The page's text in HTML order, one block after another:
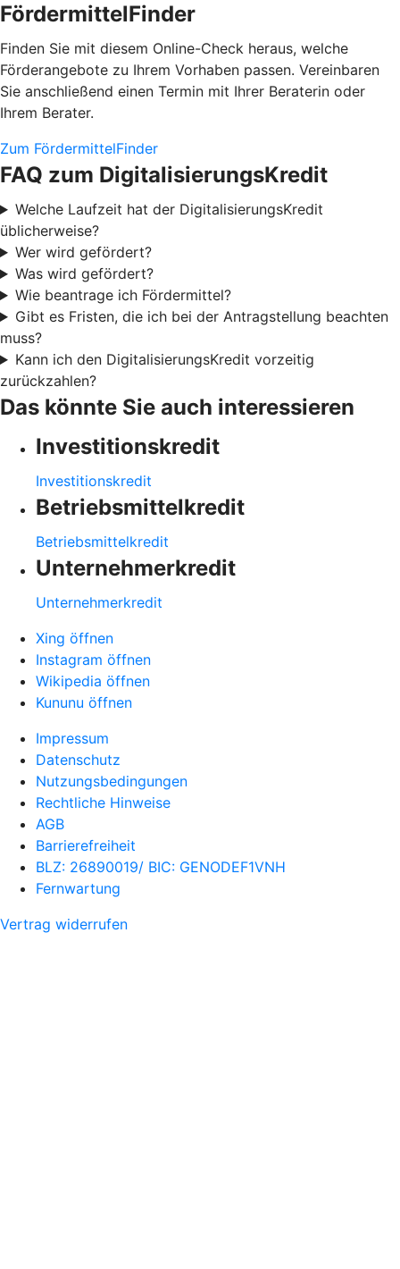
FördermittelFinder
Finden Sie mit diesem Online-Check heraus, welche
Förderangebote zu Ihrem Vorhaben passen. Vereinbaren
Sie anschließend einen Termin mit Ihrer Beraterin oder
Ihrem Berater.
Zum FördermittelFinder
FAQ zum DigitalisierungsKredit
Welche Laufzeit hat der DigitalisierungsKredit
üblicherweise?
Wer wird gefördert?
Was wird gefördert?
Wie beantrage ich Fördermittel?
Gibt es Fristen, die ich bei der Antragstellung beachten
muss?
Kann ich den DigitalisierungsKredit vorzeitig
zurückzahlen?
Das könnte Sie auch interessieren
Investitionskredit
Investitionskredit
Betriebsmittelkredit
Betriebsmittelkredit
Unternehmerkredit
Unternehmerkredit
Xing öffnen
Instagram öffnen
Wikipedia öffnen
Kununu öffnen
Impressum
Datenschutz
Nutzungsbedingungen
Rechtliche Hinweise
AGB
Barrierefreiheit
BLZ: 26890019/ BIC: GENODEF1VNH
Fernwartung
Vertrag widerrufen